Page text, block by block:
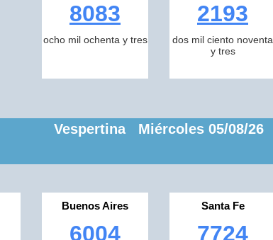
8083
ocho mil ochenta y tres
2193
dos mil ciento noventa
y tres
Vespertina Miércoles 05/08/26
Buenos Aires
6004
Santa Fe
7724